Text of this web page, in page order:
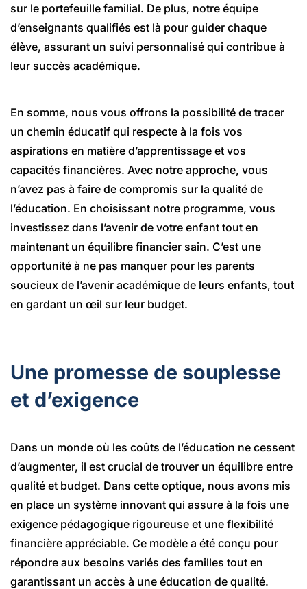
sur le portefeuille familial. De plus, notre équipe
d’enseignants qualifiés est là pour guider chaque
élève, assurant un suivi personnalisé qui contribue à
leur succès académique.
En somme, nous vous offrons la possibilité de tracer
un chemin éducatif qui respecte à la fois vos
aspirations en matière d’apprentissage et vos
capacités financières. Avec notre approche, vous
n’avez pas à faire de compromis sur la qualité de
l’éducation. En choisissant notre programme, vous
investissez dans l’avenir de votre enfant tout en
maintenant un équilibre financier sain. C’est une
opportunité à ne pas manquer pour les parents
soucieux de l’avenir académique de leurs enfants, tout
en gardant un œil sur leur budget.
Une promesse de souplesse
et d’exigence
Dans un monde où les coûts de l’éducation ne cessent
d’augmenter, il est crucial de trouver un équilibre entre
qualité et budget. Dans cette optique, nous avons mis
en place un système innovant qui assure à la fois une
exigence pédagogique rigoureuse et une flexibilité
financière appréciable. Ce modèle a été conçu pour
répondre aux besoins variés des familles tout en
garantissant un accès à une éducation de qualité.